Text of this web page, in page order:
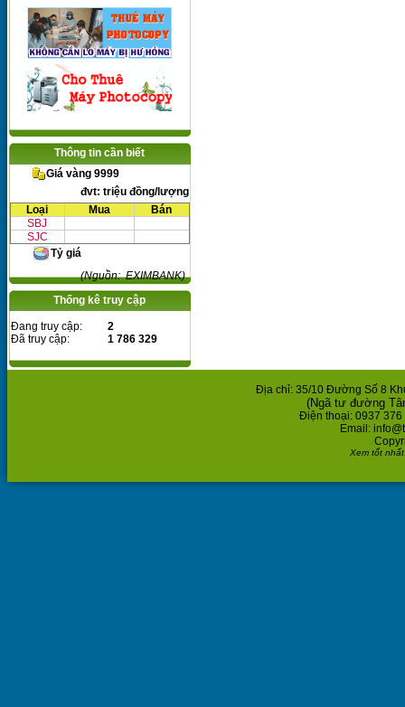
Thông tin cần biết
Giá vàng 9999
đvt: triệu đồng/lượng
Loại
Mua
Bán
SBJ
SJC
Tỷ giá
(Nguồn: EXIMBANK)
Thống kê truy cập
Đang truy cập:
2
Đã truy cập:
1 786 329
Địa chỉ: 35/10 Đường Số 8
(Ngã tư đường
Điện thoại: 0937 376
Email:
Xem tốt